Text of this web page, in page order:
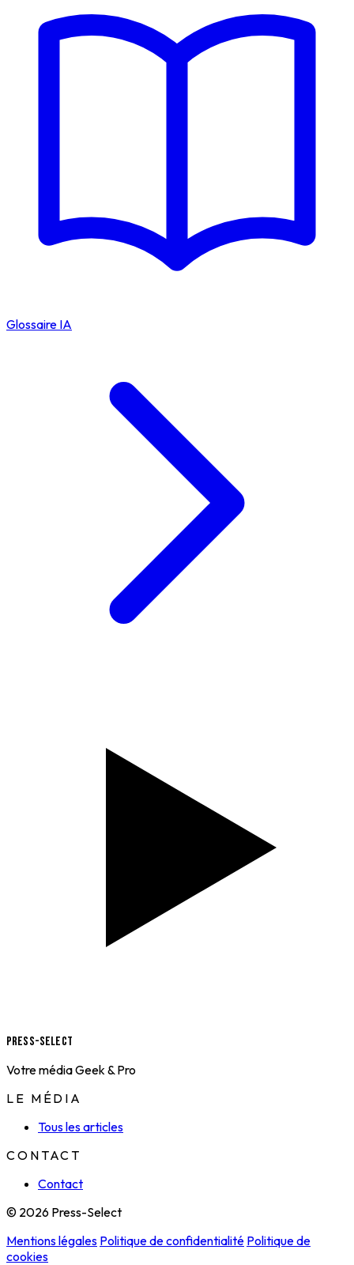
Glossaire IA
Press-Select
Votre média Geek & Pro
LE MÉDIA
Tous les articles
CONTACT
Contact
© 2026 Press-Select
Mentions légales Politique de confidentialité Politique de
cookies